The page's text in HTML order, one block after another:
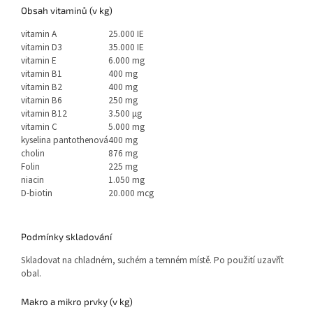
Obsah vitaminů (v kg)
vitamin A
25.000 IE
vitamin D3
35.000 IE
vitamin E
6.000 mg
vitamin B1
400 mg
vitamin B2
400 mg
vitamin B6
250 mg
vitamin B12
3.500 µg
vitamin C
5.000 mg
kyselina pantothenová400 mg
cholin
876 mg
Folin
225 mg
niacin
1.050 mg
D-biotin
20.000 mcg
Podmínky skladování
Skladovat na chladném, suchém a temném místě. Po použití uzavřít
obal.
Makro a mikro prvky (v kg)